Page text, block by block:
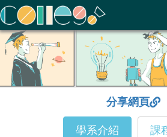
ColleGo! 大學選才與高中育才輔助系統
分享網頁
學系介紹 課